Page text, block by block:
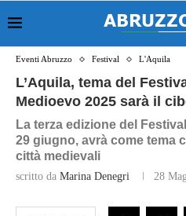
Eventi Abruzzo Festival L'Aquila
L’Aquila, tema del
Medioevo 2025 sarà il
La terza edizione del
29 giugno, avrà come tema
città medievali
scritto da Marina Denegri 28